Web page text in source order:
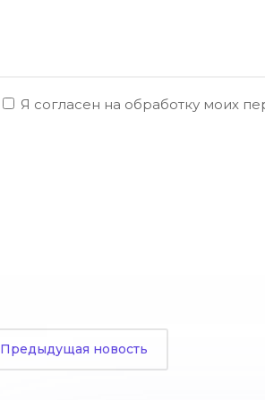
Я согласен на обработку моих
Предыдущая новость